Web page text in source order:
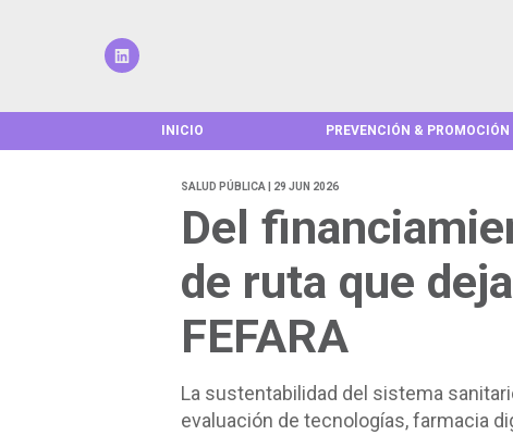
INICIO PREVENCIÓN & PROMOCIÓN
SALUD PÚBLICA | 29 JUN 2026
Del
de ruta que
FEFARA
La sustentabilidad del sistema
evaluación de tecnologías, farmacia